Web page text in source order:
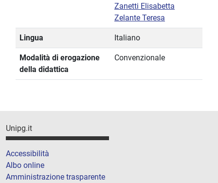
Zanetti Elisabetta
Zelante Teresa
Lingua Italiano
Modalità di erogazione
della didattica
Convenzionale
Unipg.it
Accessibilità
Albo online
Amministrazione trasparente